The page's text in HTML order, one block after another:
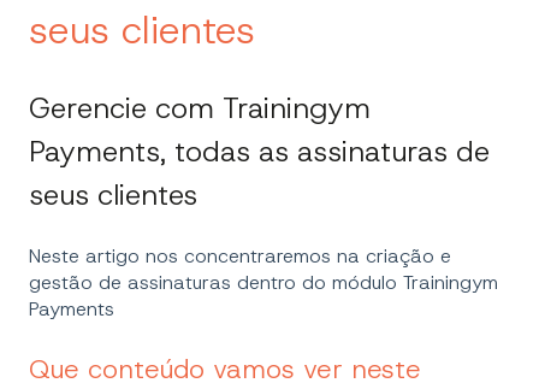
seus clientes
Gerencie com Trainingym
Payments, todas as assinaturas de
seus clientes
Neste artigo nos concentraremos na criação e
gestão de assinaturas dentro do módulo Trainingym
Payments
Que conteúdo vamos ver neste